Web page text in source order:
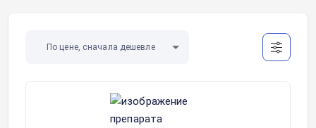
По цене, сначала дешевле